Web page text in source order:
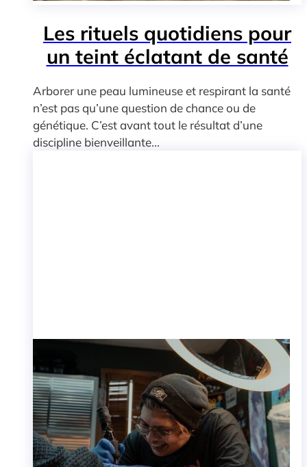
Les rituels quotidiens pour
un teint éclatant de santé
Arborer une peau lumineuse et respirant la santé
n’est pas qu’une question de chance ou de
génétique. C’est avant tout le résultat d’une
discipline bienveillante...